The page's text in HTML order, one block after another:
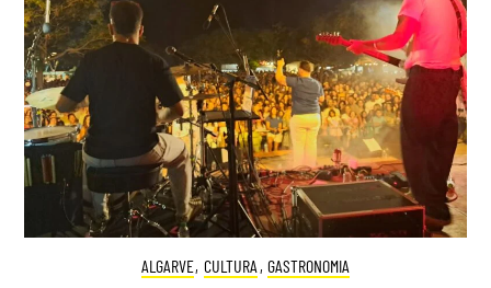
ALGARVE, CULTURA , GASTRONOMIA